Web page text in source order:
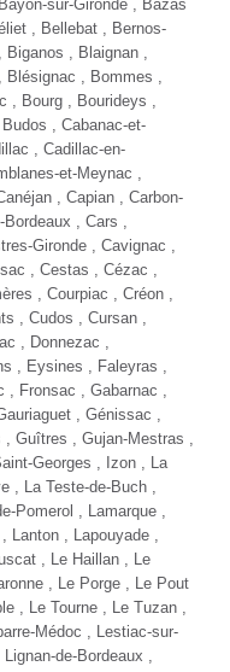
sur-Gironde ,
Bazas
, Bellebat , Bernos-
Biganos , Blaignan ,
, Blésignac , Bommes ,
, Bourg , Bourideys ,
Budos , Cabanac-et-
, Cadillac-en-
et-Meynac ,
, Capian , Carbon-
Bordeaux , Cars ,
Gironde , Cavignac ,
, Cestas , Cézac ,
, Courpiac , Créon
, Cudos , Cursan ,
, Donnezac ,
, Eysines , Faleyras ,
, Fronsac , Gabarnac ,
, Génissac ,
, Guîtres , Gujan-Mestras
Georges , Izon
La
, La Teste-de-Buch
Pomerol , Lamarque ,
Lanton , Lapouyade ,
Le Haillan , Le
, Le Porge , Le Pout
, Le Tourne , Le Tuzan ,
Médoc , Lestiac-sur-
de-Bordeaux ,